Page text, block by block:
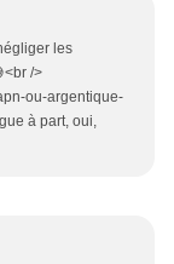
les
/>
ou-argentique-
à part, oui,